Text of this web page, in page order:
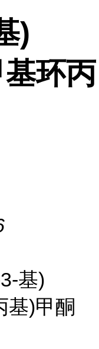
)
环丙
基)
基)甲酮